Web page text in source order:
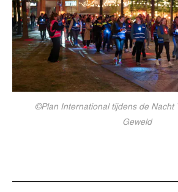
©Plan International tijdens de Nacht
Geweld